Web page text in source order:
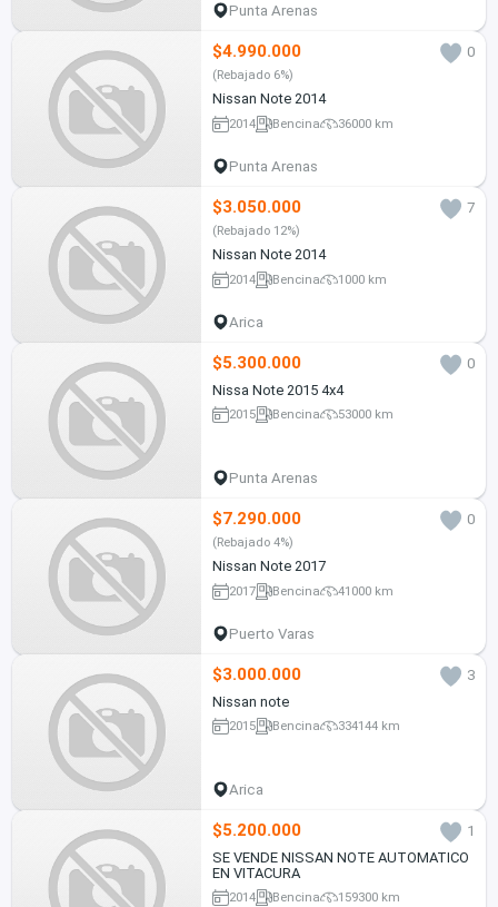
Punta Arenas
$4.990.000 0
(Rebajado 6%)
Nissan Note 2014
2014 Bencina 36000 km
Punta Arenas
$3.050.000 7
(Rebajado 12%)
Nissan Note 2014
2014 Bencina 1000 km
Arica
$5.300.000
0
Nissa Note 2015 4x4
2015 Bencina 53000 km
Punta Arenas
$7.290.000 0
(Rebajado 4%)
Nissan Note 2017
2017 Bencina 41000 km
Puerto Varas
$3.000.000
3
Nissan note
2015 Bencina 334144 km
Arica
$5.200.000
1
SE VENDE NISSAN NOTE AUTOMATICO
EN VITACURA
2014 Bencina 159300 km